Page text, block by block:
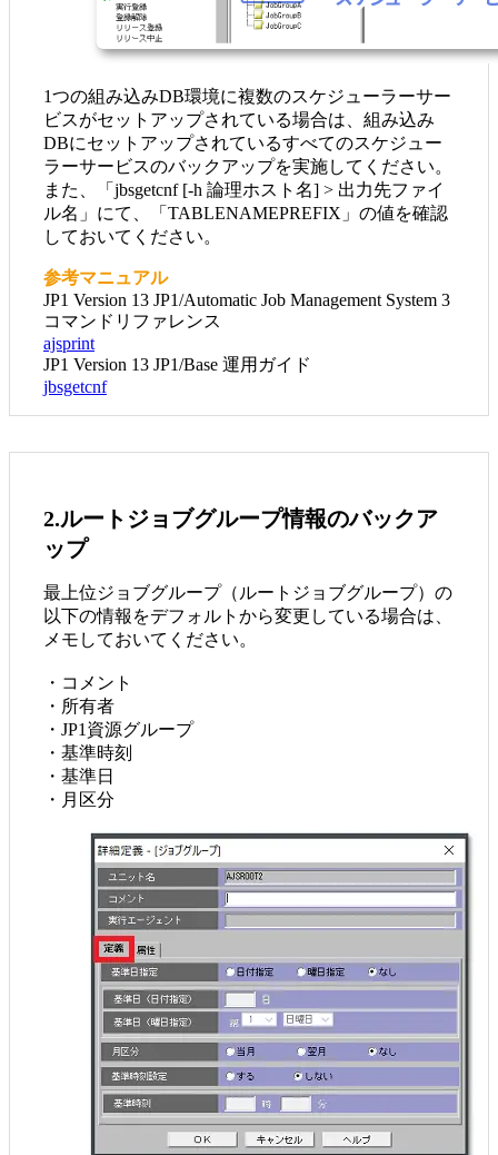
1つの組み込みDB環境に複数のスケジューラーサー
ビスがセットアップされている場合は、組み込み
DBにセットアップされているすべてのスケジュー
ラーサービスのバックアップを実施してください。
また、「jbsgetcnf [-h 論理ホスト名] > 出力先ファイ
ル名」にて、「TABLENAMEPREFIX」の値を確認
しておいてください。
参考マニュアル
JP1 Version 13 JP1/Automatic Job Management System 3
コマンドリファレンス
ajsprint
JP1 Version 13 JP1/Base 運用ガイド
jbsgetcnf
2.ルートジョブグループ情報のバックア
ップ
最上位ジョブグループ（ルートジョブグループ）の
以下の情報をデフォルトから変更している場合は、
メモしておいてください。
・コメント
・所有者
・JP1資源グループ
・基準時刻
・基準日
・月区分